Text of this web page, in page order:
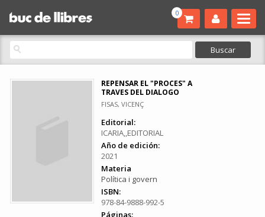
0
REPENSAR EL "PROCES" A
TRAVES DEL DIALOGO
FISAS, VICENÇ
Editorial:
ICARIA,,EDITORIAL
Año de edición:
2021
Materia
Política i govern
ISBN:
978-84-9888-992-5
Páginas: